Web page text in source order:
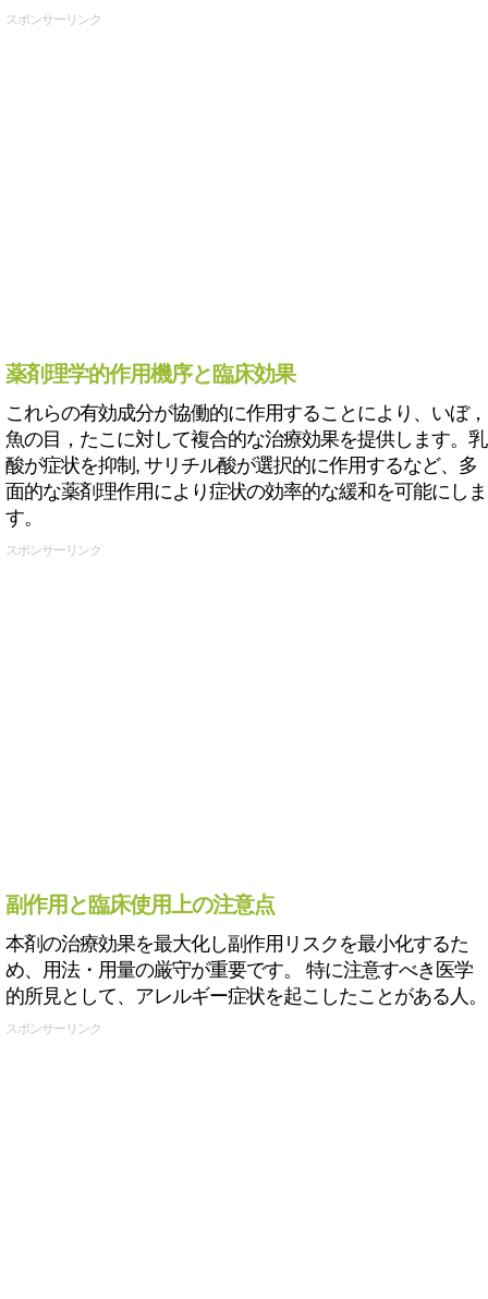
スポンサーリンク
薬剤理学的作用機序と臨床効果
これらの有効成分が協働的に作用することにより、いぼ，
魚の目，たこに対して複合的な治療効果を提供します。乳
酸が症状を抑制, サリチル酸が選択的に作用するなど、多
面的な薬剤理作用により症状の効率的な緩和を可能にしま
す。
スポンサーリンク
副作用と臨床使用上の注意点
本剤の治療効果を最大化し副作用リスクを最小化するた
め、用法・用量の厳守が重要です。 特に注意すべき医学
的所見として、アレルギー症状を起こしたことがある人。
スポンサーリンク